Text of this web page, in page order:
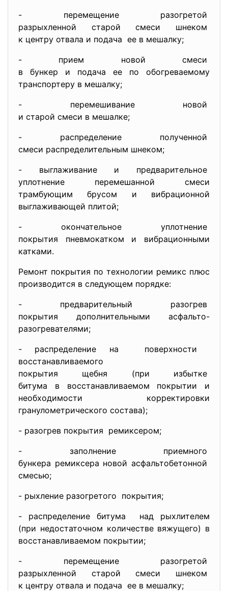
- перемещение разогретой
разрыхленной старой смеси шнеком
к центру отвала и подача ее в мешалку;
- прием новой смеси
в бункер и подача ее по обогреваемому
транспортеру в мешалку;
- перемешивание новой
и старой смеси в мешалке;
- распределение полученной
смеси распределительным шнеком;
- выглаживание и предварительное
уплотнение перемешанной смеси
трамбующим брусом и вибрационной
выглаживающей плитой;
- окончательное уплотнение
покрытия пневмокатком и вибрационными
катками.
Ремонт покрытия по технологии ремикс плюс
производится в следующем порядке:
- предварительный разогрев
покрытия дополнительными асфальто-
разогревателями;
- распределение на поверхности
восстанавливаемого
покрытия щебня (при избытке
битума в восстанавливаемом покрытии и
необходимости корректировки
гранулометрического состава);
- разогрев покрытия ремиксером;
- заполнение приемного
бункера ремиксера новой асфальтобетонной
смесью;
- рыхление разогретого покрытия;
- распределение битума над рыхлителем
(при недостаточном количестве вяжущего) в
восстанавливаемом покрытии;
- перемещение разогретой
разрыхленной старой смеси шнеком
к центру отвала и подача ее в мешалку;